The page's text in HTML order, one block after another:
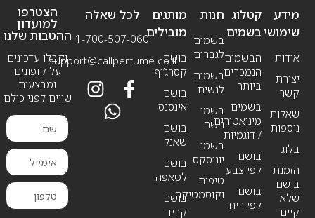
מידע
שימושי
אודות
יצירת
קשר
שאלות
נוספות
בלוג
הזמנת
בושם
שלא
קיים
חנות
בשמים
לגברים
בשמים
לנשים
בשמי
נישה
בשמי
יוניסקס
טיפוח
וקוסמטיקה
קטלוג
בשמים
הבשמים
הנמכרים
ביותר
בשמים
מיניאטורים
/ דוגמיות
בושם
לפי צבע
בושם
לפי ריח
מותגים
מובילים
בושם
קסרג’וף
בושם
אינסנס
בושם
שאנל
בושם
לטאפה
בושם
קריד
לכל שאלה
1-700-507-060
support@callperfume.co.il
הצטרפו
למועדון
ההטבות שלנו
וקבלו עדכונים
על קופונים
ומבצעים
שווים לפני כולם